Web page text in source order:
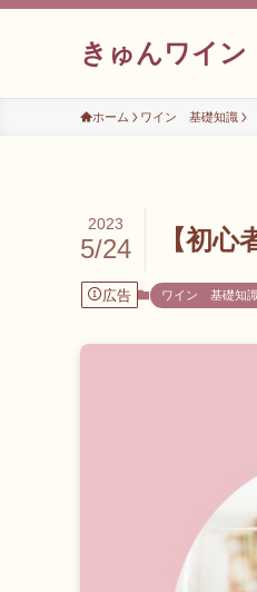
きゅんワイン
ホーム ワイン 基礎知識
【初
2023
5/24
広告 ワイン 基礎知識